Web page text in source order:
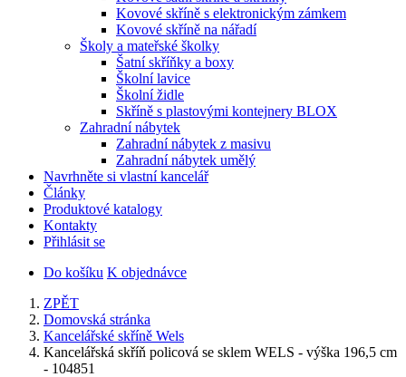
Kovové skříně s elektronickým zámkem
Kovové skříně na nářadí
Školy a mateřské školky
Šatní skříňky a boxy
Školní lavice
Školní židle
Skříně s plastovými kontejnery BLOX
Zahradní nábytek
Zahradní nábytek z masivu
Zahradní nábytek umělý
Navrhněte si vlastní kancelář
Články
Produktové katalogy
Kontakty
Přihlásit se
Do košíku K objednávce
ZPĚT
Domovská stránka
Kancelářské skříně Wels
Kancelářská skříň policová se sklem WELS - výška 196,5 cm
- 104851